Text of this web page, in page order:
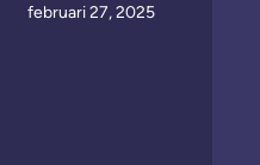
februari 27, 2025